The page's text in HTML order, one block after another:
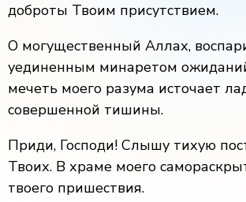
доброты Твоим присутствием.
О могущественный Аллах,
уединенным минаретом
мечеть моего разума источает
совершенной тишины.
Приди, Господи! Слышу тихую
Твоих. В храме моего
твоего пришествия.